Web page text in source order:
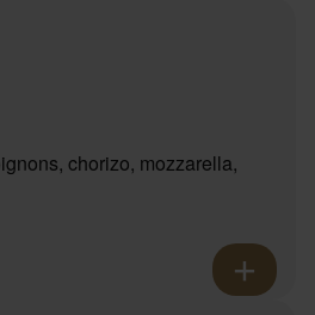
chorizo, mozzarella,